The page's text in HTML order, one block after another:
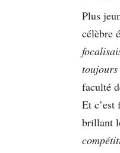
Plus
célèbre
toujours
faculté
Et c’est
brillant